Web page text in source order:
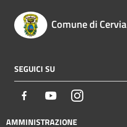
Comune di Cervia
SEGUICI SU
Facebook YoutubeInstagram
AMMINISTRAZIONE